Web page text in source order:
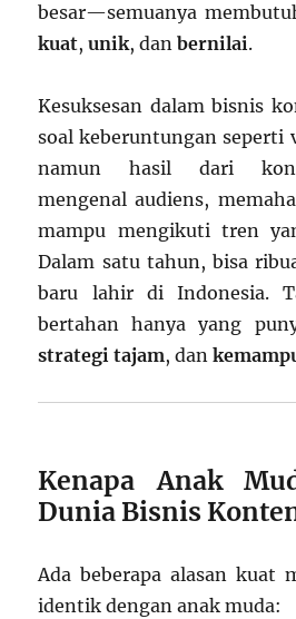
besar—semuanya
kuat,unik, danbernilai.
Kesuksesan dalam bisnis
soal keberuntungan seperti
namun hasil dari
mengenal audiens,
mampu mengikuti tren
Dalam satu tahun, bisa
baru lahir di Indonesia.
bertahan hanya yang
strategi tajam, dan
Kenapa Anak
Dunia Bisnis
Ada beberapa alasan kuat
identik dengan anak muda: